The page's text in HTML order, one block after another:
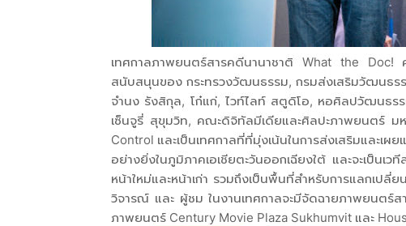
เทศกาลภาพยนตร์สารคดีนานาชาติ What the Doc!
สนับสนุนของ กระทรวงวัฒนธรรม, กรมส่งเสริมวัฒนธร
จำนง รังสิกุล, โก๋แก่, ไวท์ไลท์ สตูดิโอ, หอศิลปวัฒนธร
เซ็นจูรี่ สุขุมวิท, คณะดิจิทัลมีเดียและศิลปะภาพยนตร์ ม
Control และเป็นเทศกาลที่ที่มุ่งเน้นในการส่งเสริมและ
อย่างยิ่งในภูมิภาคเอเชียตะวันออกเฉียงใต้ และจะเป็น
หน้าใหม่และหน้าเก่า รวมถึงเป็นพื้นที่สำหรับการแลกเปลี่
วิจารณ์ และ ผู้ชม ในงานเทศกาลจะมีจัดฉายภาพยนตร์
ภาพยนตร์ Century Movie Plaza Sukhumvit และ